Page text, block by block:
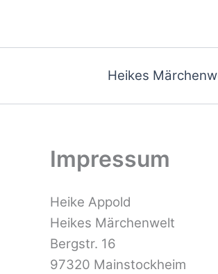
springen
Heikes
Impressum
Heike Appold
Heikes Märchenwelt
Bergstr. 16
97320 Mainstockheim